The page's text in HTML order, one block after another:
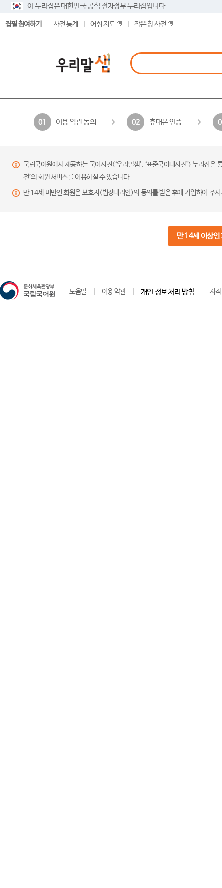
이 누리집은 대한민국 공식 전자정부 누리집입니다.
집필 참여하기 사전 통계 어휘 지도 작은 창 사전
01 이용 약관 동의 02 휴대폰 인증
국립국어원에서 제공하는 국어사전(‘우리말샘’, ‘표준국어대사전’) 누리집
전’의 회원 서비스를 이용하실 수 있습니다.
만 14세 미만인 회원은 보호자(법정대리인)의 동의를 받은 후에 가입하여 주
만 14세 이상인
도움말 이용 약관 개인 정보 처리 방침 저